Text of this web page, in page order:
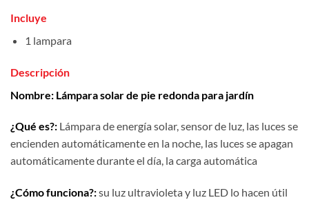
Incluye
1 lampara
Descripción
Nombre: Lámpara solar de pie redonda para jardín
¿Qué es?: Lámpara de energía solar, sensor de luz, las luces se
encienden automáticamente en la noche, las luces se apagan
automáticamente durante el día, la carga automática
¿Cómo funciona?:su luz ultravioleta y luz LED lo hacen útil